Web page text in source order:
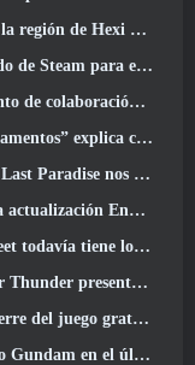
los vientos se encuentran hoy
Crystalfall de Steampunk
con One-Punch Man
juntos los agentes y los tanques
sobrevivir al Apocalipsis zombi
The Abyss de Lost Ark
tiempo es una experiencia única
aviones de rango IX
Hero Shooter Highguard
último evento cruzado